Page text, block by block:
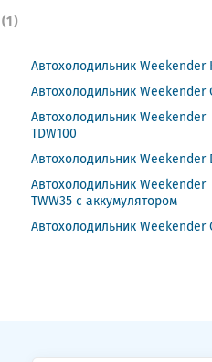
(1)
Автохолодильник Weekender
Автохолодильник Weekender
Автохолодильник Weekender
TDW100
Автохолодильник Weekender
Автохолодильник Weekender
TWW35 с аккумулятором
Автохолодильник Weekender